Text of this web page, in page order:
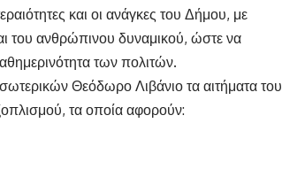
και οι ανάγκες του Δήμου, με
του ανθρώπινου δυναμικού, ώστε να
των πολιτών.
Θεόδωρο Λιβάνιο τα αιτήματα του
τα οποία αφορούν: